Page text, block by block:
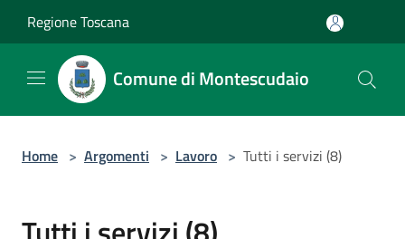
Regione Toscana
Comune di Montescudaio
Home > Argomenti > Lavoro > Tutti i servizi (8)